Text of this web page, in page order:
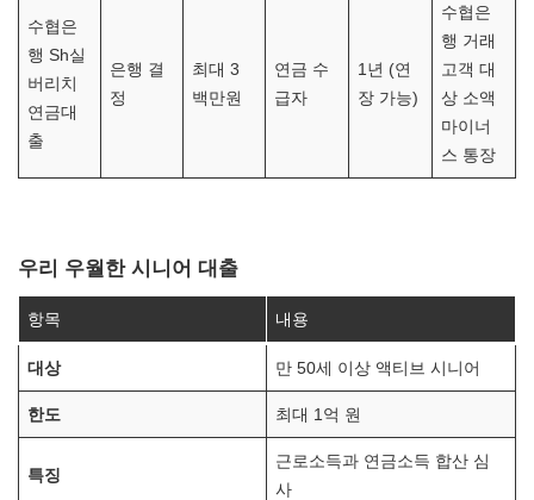
수협은
행 Sh실
버리치
연금대
출
은행 결
정
최대 3
백만원
연금 수
급자
1년 (연
장 가능)
수협은
행 거래
고객 대
상 소액
마이너
스 통장
우리 우월한 시니어 대출
항목 내용
대상 만 50세 이상 액티브 시니어
한도 최대 1억 원
특징
근로소득과 연금소득 합산 심
사